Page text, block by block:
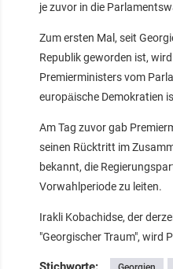
je zuvor in die
Zum ersten Mal, seit
Republik geworden ist,
Premierministers vom
europäische Demokratien
Am Tag zuvor gab
seinen Rücktritt im
bekannt, die
Vorwahlperiode zu leiten.
Irakli Kobachidse, der
"Georgischer Traum", wird